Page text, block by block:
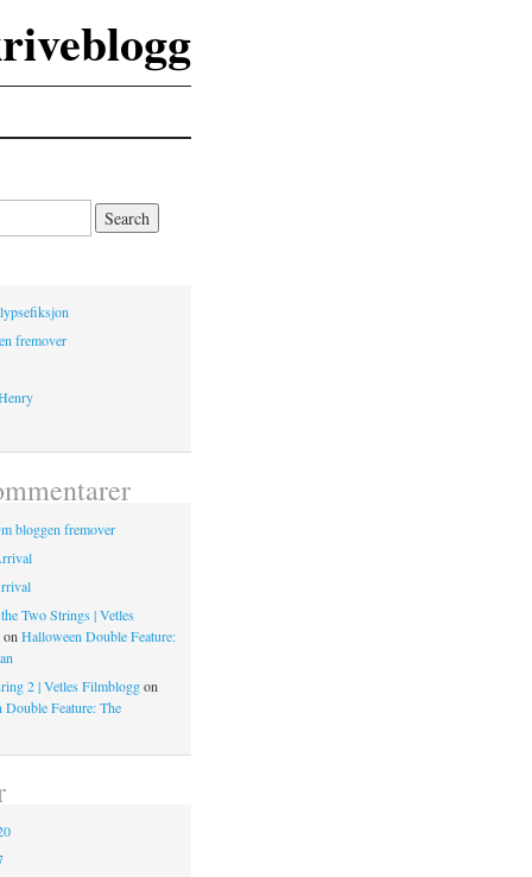
fremover
bloggen fremover
Two Strings | Vetles
onHalloween Double Feature:
2 | Vetles Filmbloggon
Double Feature: The